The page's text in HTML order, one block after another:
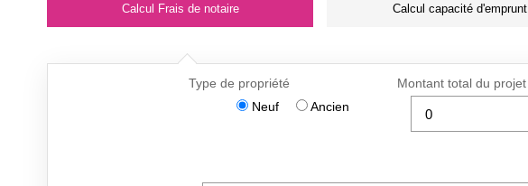
Calcul Frais de notaire Calcul capacité d'emprunt